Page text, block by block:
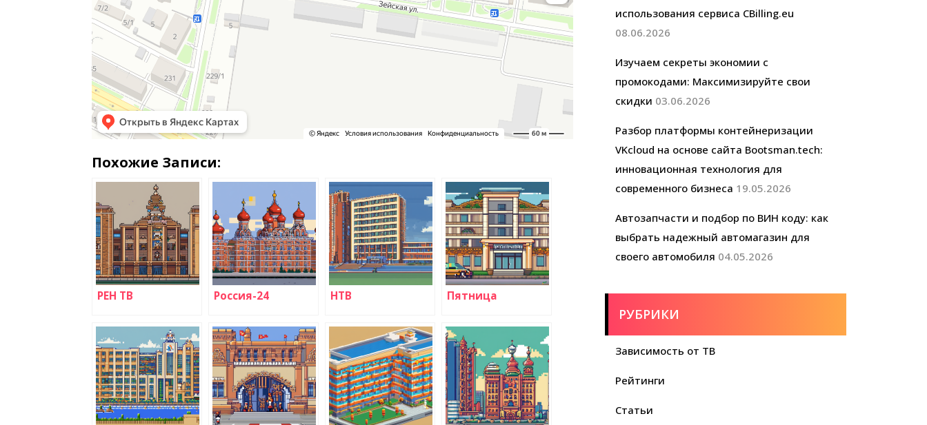
Похожие Записи:
РЕН ТВ Россия-24 НТВ Пятница
использования сервиса CBilling.eu
08.06.2026
Изучаем секреты экономии с
промокодами: Максимизируйте свои
скидки 03.06.2026
Разбор платформы контейнеризации
VKcloud на основе сайта Bootsman.tech:
инновационная технология для
современного бизнеса 19.05.2026
Автозапчасти и подбор по ВИН коду: как
выбрать надежный автомагазин для
своего автомобиля 04.05.2026
РУБРИКИ
Зависимость от ТВ
Рейтинги
Статьи